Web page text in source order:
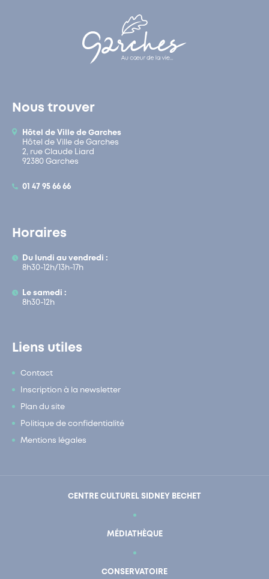
Nous trouver
Hôtel de Ville de Garches
Hôtel de Ville de Garches
2, rue Claude Liard
92380 Garches
01 47 95 66 66
Horaires
Du lundi au vendredi :
8h30-12h/13h-17h
Le samedi :
8h30-12h
Liens utiles
Contact
Inscription à la newsletter
Plan du site
Politique de confidentialité
Mentions légales
CENTRE CULTUREL SIDNEY BECHET
MÉDIATHÈQUE
CONSERVATOIRE